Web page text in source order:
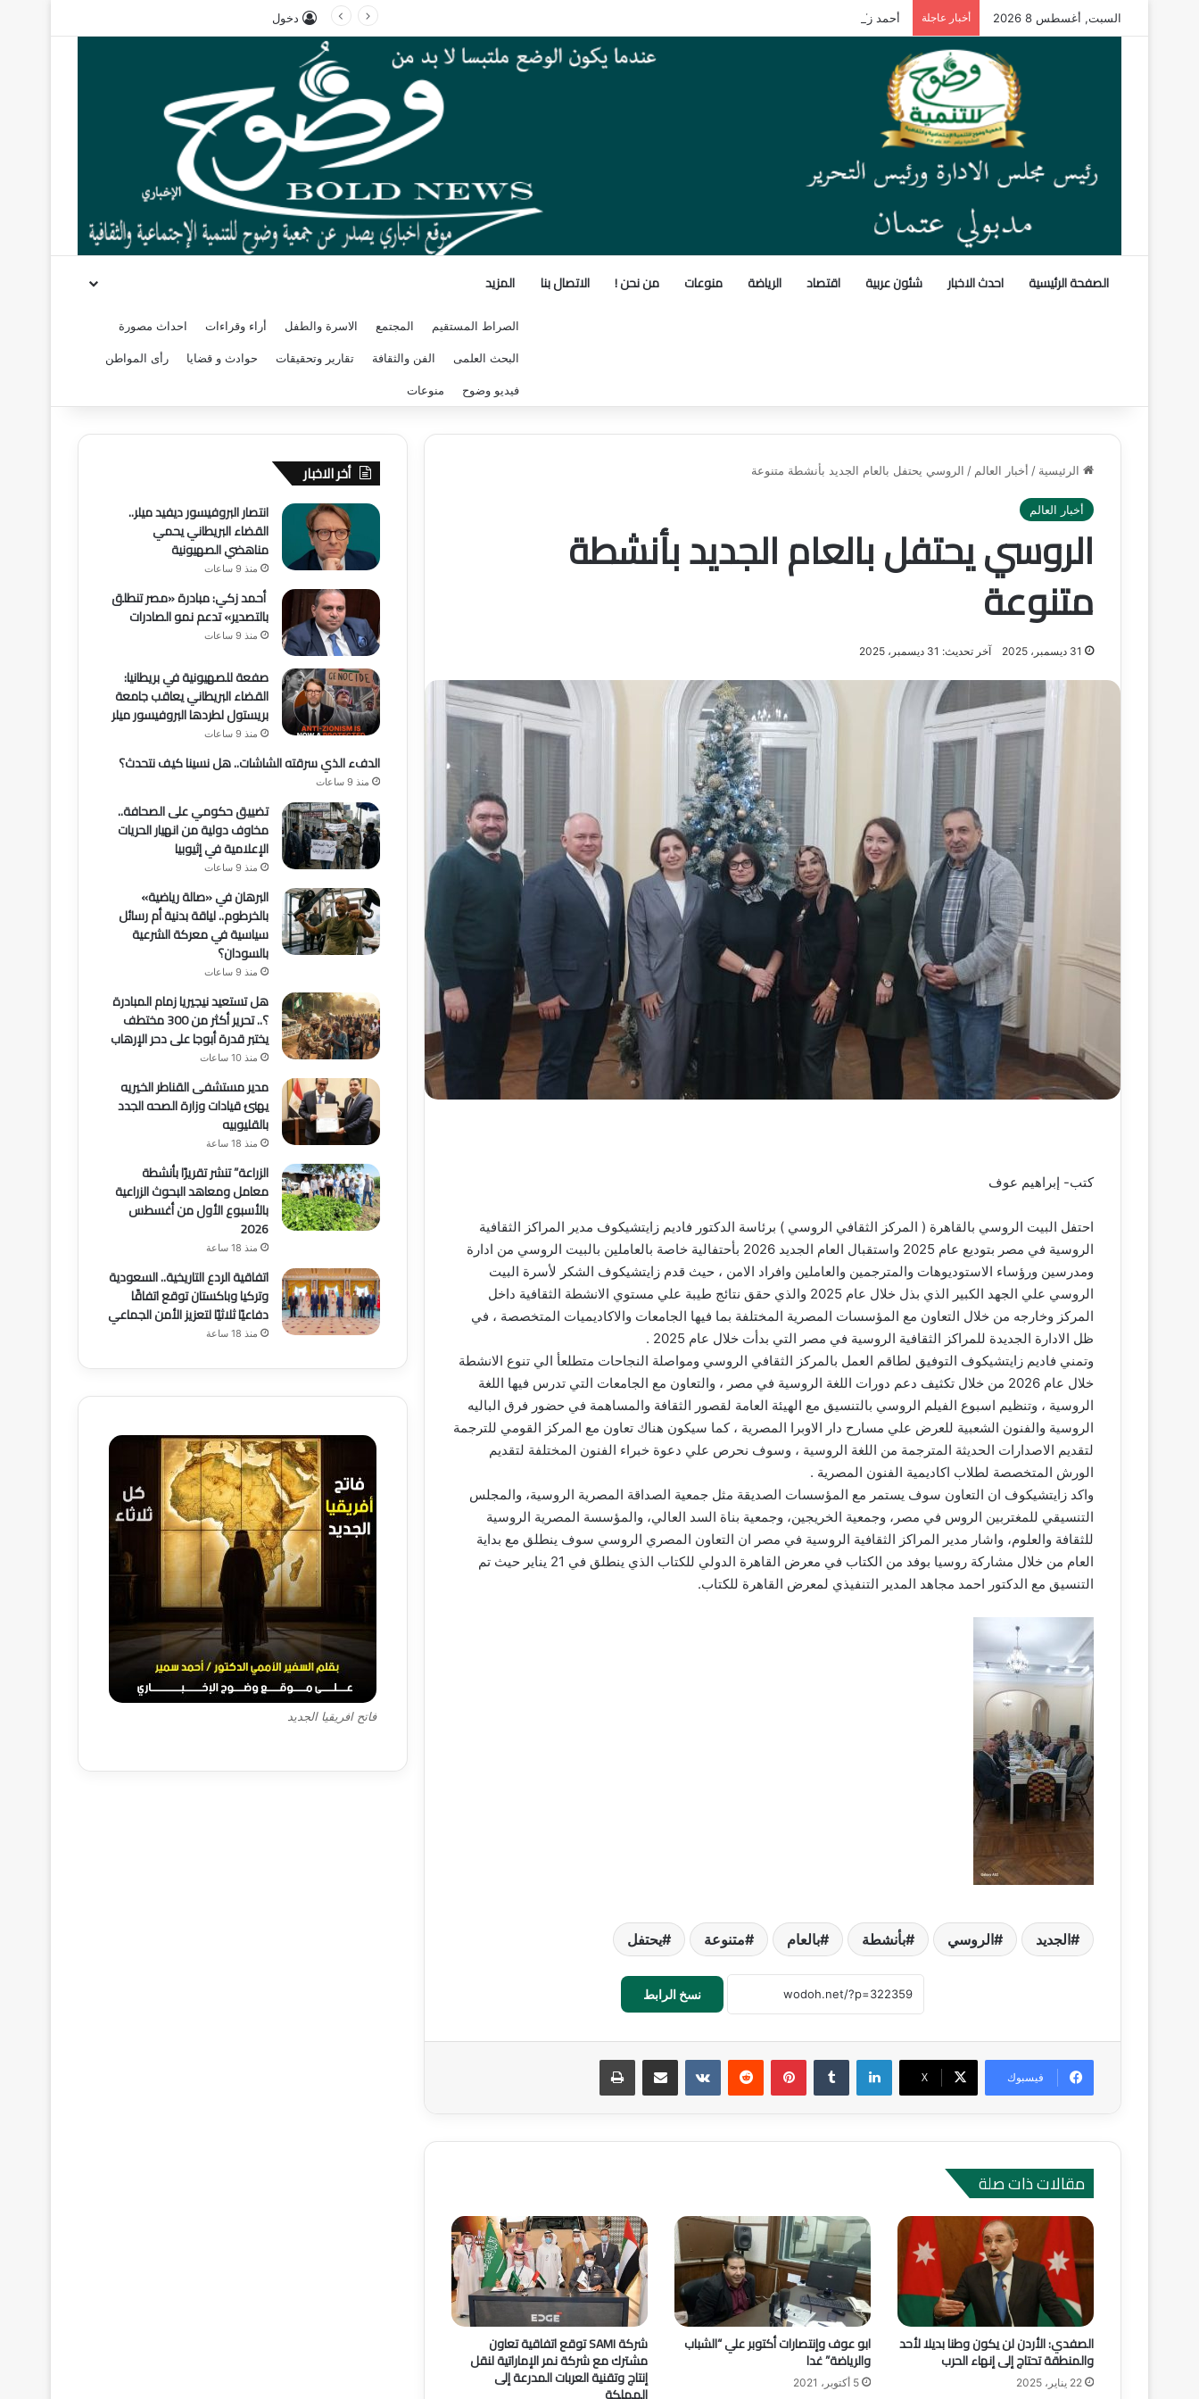
السبت, أغسطس 8 2026 أخبار عاجلة أحمد زكي: مبادرة «مصر تنطلق بالتصدير» تدعم نمو الصادرات دخول
الصفحة الرئيسية احدث الاخبار شئون عربية اقتصاد الرياضة منوعات من نحن ! الاتصال بنا المزيد
الصراط المستقيم المجتمع الاسرة والطفل أراء وقراءات احداث مصورة
البحث العلمى الفن والثقافة تقارير وتحقيقات حوادث و قضايا رأى المواطن
فيديو وضوح منوعات
الرئيسية / أخبار العالم / الروسي يحتفل بالعام الجديد بأنشطة متنوعة
أخبار العالم
الروسي يحتفل بالعام الجديد بأنشطة
متنوعة
31 ديسمبر، 2025 آخر تحديث: 31 ديسمبر، 2025
كتب- إبراهيم عوف
احتفل البيت الروسي بالقاهرة ( المركز الثقافي الروسي ) برئاسة الدكتور فاديم زايتشيكوف مدير المراكز الثقافية
الروسية في مصر بتوديع عام 2025 واستقبال العام الجديد 2026 بأحتفالية خاصة بالعاملين بالبيت الروسي من ادارة
ومدرسين ورؤساء الاستوديوهات والمترجمين والعاملين وافراد الامن ، حيث قدم زايتشيكوف الشكر لأسرة البيت
الروسي علي الجهد الكبير الذي بذل خلال عام 2025 والذي حقق نتائج طيبة علي مستوي الانشطة الثقافية داخل
المركز وخارجه من خلال التعاون مع المؤسسات المصرية المختلفة بما فيها الجامعات والاكاديميات المتخصصة ، في
ظل الادارة الجديدة للمراكز الثقافية الروسية في مصر التي بدأت خلال عام 2025 .
وتمني فاديم زايتشيكوف التوفيق لطاقم العمل بالمركز الثقافي الروسي ومواصلة النجاحات متطلعأ الي تنوع الانشطة
خلال عام 2026 من خلال تكثيف دعم دورات اللغة الروسية في مصر ، والتعاون مع الجامعات التي تدرس فيها اللغة
الروسية ، وتنظيم اسبوع الفيلم الروسي بالتنسيق مع الهيئة العامة لقصور الثقافة والمساهمة في حضور فرق الباليه
الروسية والفنون الشعبية للعرض علي مسارح دار الاوبرا المصرية ، كما سيكون هناك تعاون مع المركز القومي للترجمة
لتقديم الاصدارات الحديثة المترجمة من اللغة الروسية ، وسوف نحرص علي دعوة خبراء الفنون المختلفة لتقديم
الورش المتخصصة لطلاب اكاديمية الفنون المصرية .
واكد زايتشيكوف ان التعاون سوف يستمر مع المؤسسات الصديقة مثل جمعية الصداقة المصرية الروسية، والمجلس
التنسيقي للمغتربين الروس في مصر، وجمعية الخريجين، وجمعية بناة السد العالي، والمؤسسة المصرية الروسية
للثقافة والعلوم، واشار مدير المراكز الثقافية الروسية في مصر ان التعاون المصري الروسي سوف ينطلق مع بداية
العام من خلال مشاركة روسيا بوفد من الكتاب في معرض القاهرة الدولي للكتاب الذي ينطلق في 21 يناير حيث تم
التنسيق مع الدكتور احمد مجاهد المدير التنفيذي لمعرض القاهرة للكتاب.
الجديد الروسي بأنشطة بالعام متنوعة يحتفل
نسخ الرابط
فيسبوك ‫X
لينكدإن بينتيريست
مقالات ذات صلة
الصفدي: الأردن لن يكون وطنا بديلا لأحد
والمنطقة تحتاج إلى إنهاء الحرب
22 يناير، 2025
ابو عوف وإنتصارات أكتوبر علي “الشباب
والرياضة” غدا
5 أكتوبر، 2021
شركة SAMI توقع اتفاقية تعاون
مشترك مع شركة نمر الإماراتية لنقل
إنتاج وتقنية العربات المدرعة إلى
أخر الاخبار
انتصار البروفيسور ديفيد ميلر..
القضاء البريطاني يحمي
مناهضي الصهيونية
منذ 9 ساعات
أحمد زكي: مبادرة «مصر تنطلق
بالتصدير» تدعم نمو الصادرات
منذ 9 ساعات
صفعة للصهيونية في بريطانيا:
القضاء البريطاني يعاقب جامعة
بريستول لطردها البروفيسور ميلر
منذ 9 ساعات
الدفء الذي سرقته الشاشات.. هل نسينا كيف نتحدث؟
منذ 9 ساعات
تضييق حكومي على الصحافة..
مخاوف دولية من انهيار الحريات
الإعلامية في إثيوبيا
منذ 9 ساعات
البرهان في «صالة رياضية»
بالخرطوم.. لياقة بدنية أم رسائل
سياسية في معركة الشرعية
بالسودان؟
منذ 9 ساعات
هل تستعيد نيجيريا زمام المبادرة
؟.. تحرير أكثر من 300 مختطف
يختبر قدرة أبوجا على دحر الإرهاب
منذ 10 ساعات
مدير مستشفى القناطر الخيريه
يهنئ قيادات وزارة الصحه الجدد
بالقليوبيه
منذ 18 ساعة
الزراعة” تنشر تقريرًا بأنشطة
معامل ومعاهد البحوث الزراعية
بالأسبوع الأول من أغسطس
2026
منذ 18 ساعة
اتفاقية الردع التاريخية.. السعودية
وتركيا وباكستان توقع اتفاقًا
دفاعيًا ثلاثيًا لتعزيز الأمن الجماعي
منذ 18 ساعة
فاتح افريقيا الجديد